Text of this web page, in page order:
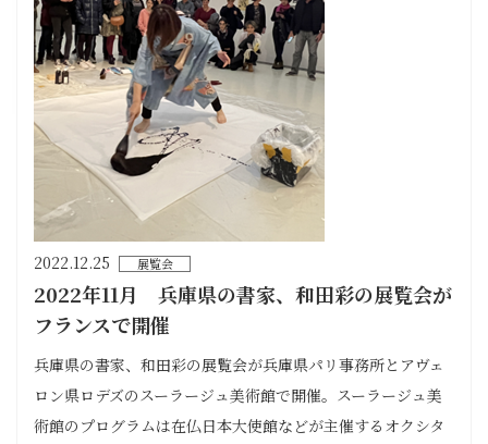
2022.12.25 展覧会
2022年11月 兵庫県の書家、和田彩の展覧会が
フランスで開催
兵庫県の書家、和田彩の展覧会が兵庫県パリ事務所とアヴェ
ロン県ロデズのスーラージュ美術館で開催。スーラージュ美
術館のプログラムは在仏日本大使館などが主催するオクシタ